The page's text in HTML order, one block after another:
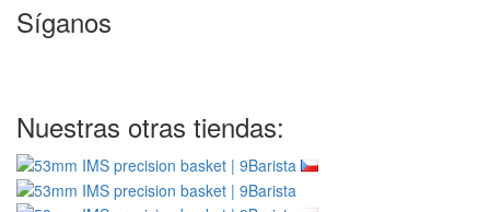
Síganos
Nuestras otras tiendas: